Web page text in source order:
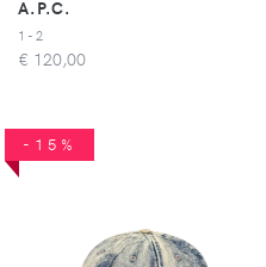
A.P.C.
1 - 2
€ 120,00
-15%